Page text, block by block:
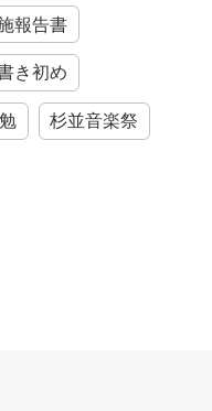
報告書
き初め
杉並音楽祭